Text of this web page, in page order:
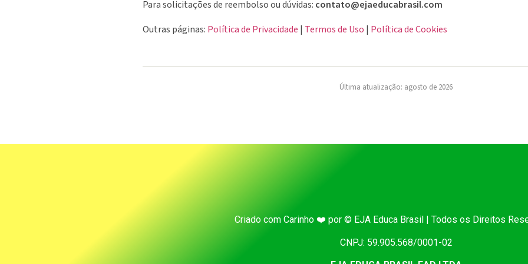
Para solicitações de reembolso ou dúvidas: contato@ejaeducabrasil.com
Outras páginas: Política de Privacidade | Termos de Uso | Política de Cookies
Última atualização: agosto de 2026
Criado com Carinho ❤️ por ©️ EJA Educa Brasil | Todos os Direitos
CNPJ: 59.905.568/0001-02